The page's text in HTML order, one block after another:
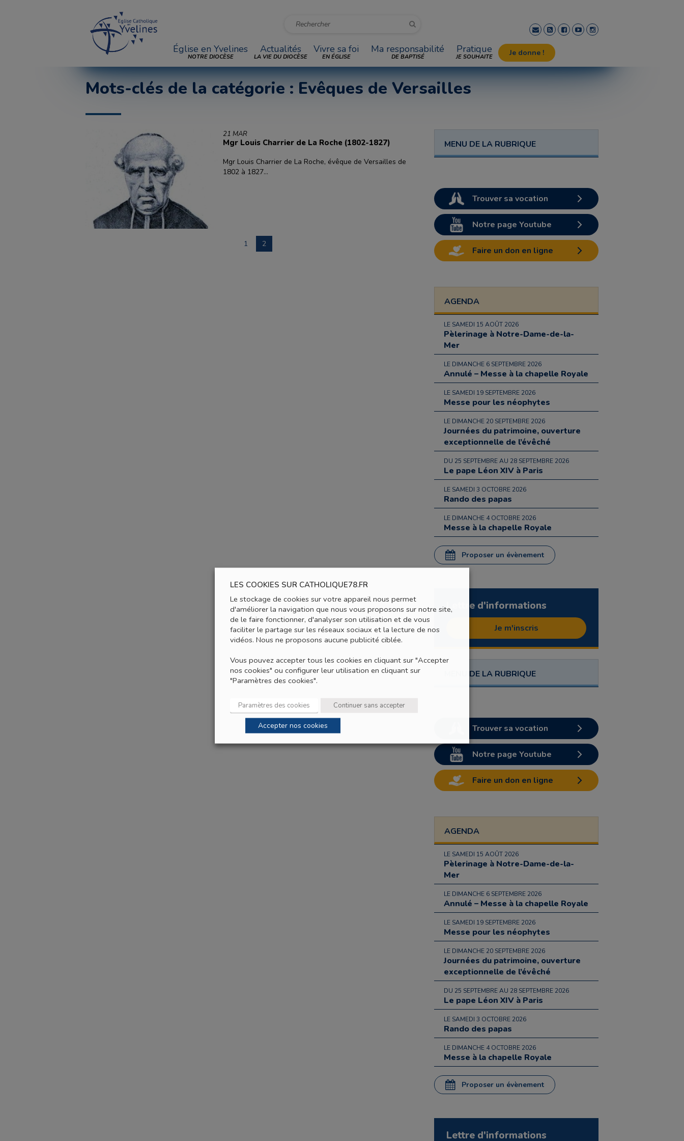
Église en Yvelines
NOTRE DIOCÈSE
Actualités
LA VIE DU DIOCÈSE
Vivre sa foi
EN ÉGLISE
Ma responsabilité
DE BAPTISÉ
Pratique
JE SOUHAITE Je donne !
Mots-clés de la catégorie : Evêques de Versailles
21 MAR
Mgr Louis Charrier de La Roche (1802-1827)
Mgr Louis Charrier de La Roche, évêque de Versailles de
1802 à 1827...
1 2
MENU DE LA RUBRIQUE
Trouver sa vocation
Notre page Youtube
Faire un don en ligne
AGENDA
LE SAMEDI 15 AOÛT 2026
Pèlerinage à Notre-Dame-de-la-
Mer
LE DIMANCHE 6 SEPTEMBRE 2026
Annulé – Messe à la chapelle Royale
LE SAMEDI 19 SEPTEMBRE 2026
Messe pour les néophytes
LE DIMANCHE 20 SEPTEMBRE 2026
Journées du patrimoine, ouverture
exceptionnelle de l’évêché
DU 25 SEPTEMBRE AU 28 SEPTEMBRE 2026
Le pape Léon XIV à Paris
LE SAMEDI 3 OCTOBRE 2026
Rando des papas
LE DIMANCHE 4 OCTOBRE 2026
Messe à la chapelle Royale
Proposer un évènement
Lettre d'informations
Je m'inscris
MENU DE LA RUBRIQUE
Trouver sa vocation
Notre page Youtube
Faire un don en ligne
AGENDA
LE SAMEDI 15 AOÛT 2026
Pèlerinage à Notre-Dame-de-la-
Mer
LE DIMANCHE 6 SEPTEMBRE 2026
Annulé – Messe à la chapelle Royale
LE SAMEDI 19 SEPTEMBRE 2026
Messe pour les néophytes
LE DIMANCHE 20 SEPTEMBRE 2026
Journées du patrimoine, ouverture
exceptionnelle de l’évêché
DU 25 SEPTEMBRE AU 28 SEPTEMBRE 2026
Le pape Léon XIV à Paris
LE SAMEDI 3 OCTOBRE 2026
Rando des papas
LE DIMANCHE 4 OCTOBRE 2026
Messe à la chapelle Royale
Proposer un évènement
Lettre d'informations
LES COOKIES SUR CATHOLIQUE78.FR
Le stockage de cookies sur votre appareil nous permet
d'améliorer la navigation que nous vous proposons sur notre site,
de le faire fonctionner, d'analyser son utilisation et de vous
faciliter le partage sur les réseaux sociaux et la lecture de nos
vidéos. Nous ne proposons aucune publicité ciblée.
Vous pouvez accepter tous les cookies en cliquant sur "Accepter
nos cookies" ou configurer leur utilisation en cliquant sur
"Paramètres des cookies".
Paramètres des cookies Continuer sans accepter
Accepter nos cookies